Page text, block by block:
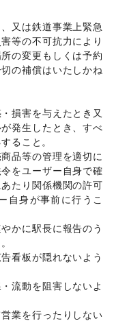
材・調味料/
販売/
飲食
工/
フラワー/
/
ト・プロバイダ/
配/
い事/リフォーム/
テナンス/
ン/証券・FX/
又は鉄道事業上緊急
等の不可抗力により
の変更もしくは予約
の補償はいたしかね
損害を与えたとき又
発生したとき、すべ
ること。
品等の管理を適切に
をユーザー自身で確
たり関係機関の許可
自身が事前に行うこ
かに駅長に報告のう
看板が隠れないよう
流動を阻害しないよ
業を行ったりしない